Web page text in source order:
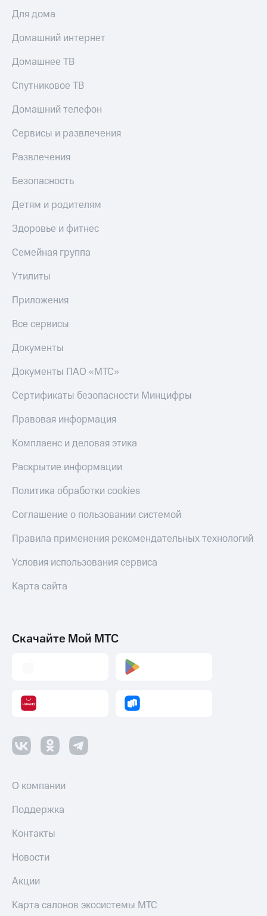
Для дома
Домашний интернет
Домашнее ТВ
Спутниковое ТВ
Домашний телефон
Сервисы и развлечения
Развлечения
Безопасность
Детям и родителям
Здоровье и фитнес
Семейная группа
Утилиты
Приложения
Все сервисы
Документы
Документы ПАО «МТС»
Сертификаты безопасности Минцифры
Правовая информация
Комплаенс и деловая этика
Раскрытие информации
Политика обработки cookies
Соглашение о пользовании системой
Правила применения рекомендательных технологий
Условия использования сервиса
Карта сайта
Скачайте Мой МТС
О компании
Поддержка
Контакты
Новости
Акции
Карта салонов экосистемы МТС